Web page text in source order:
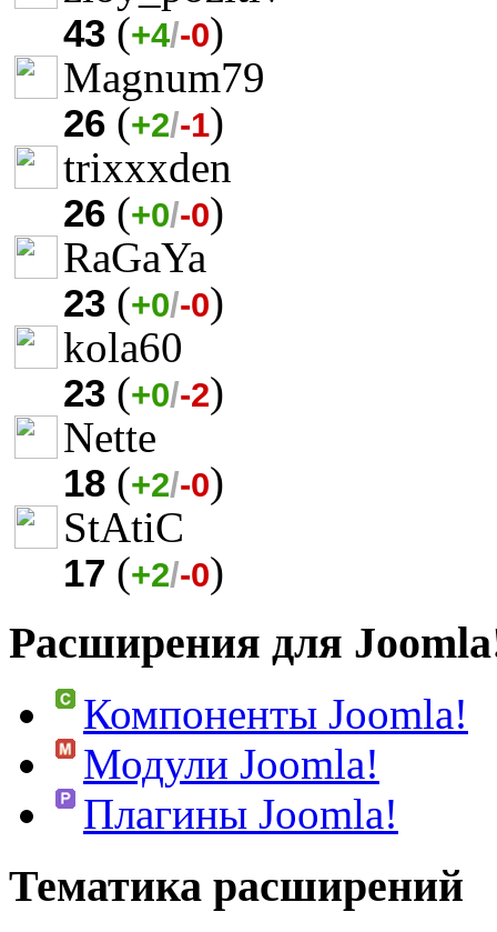
43 (+4/-0)
Magnum79
26 (+2/-1)
trixxxden
26 (+0/-0)
RaGaYa
23 (+0/-0)
kola60
23 (+0/-2)
Nette
18 (+2/-0)
StAtiC
17 (+2/-0)
Расширения для
Компоненты Joomla!
Модули Joomla!
Плагины Joomla!
Тематика расширений